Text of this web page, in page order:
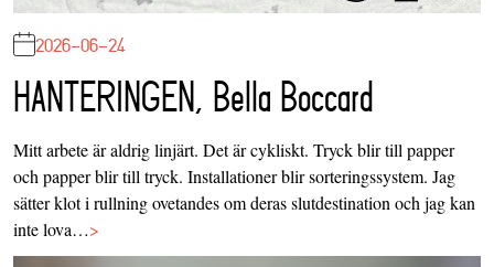
2026-06-24
HANTERINGEN, Bella Boccard
Mitt arbete är aldrig linjärt. Det är cykliskt. Tryck blir till papper
och papper blir till tryck. Installationer blir sorteringssystem. Jag
sätter klot i rullning ovetandes om deras slutdestination och jag kan
inte lova…>